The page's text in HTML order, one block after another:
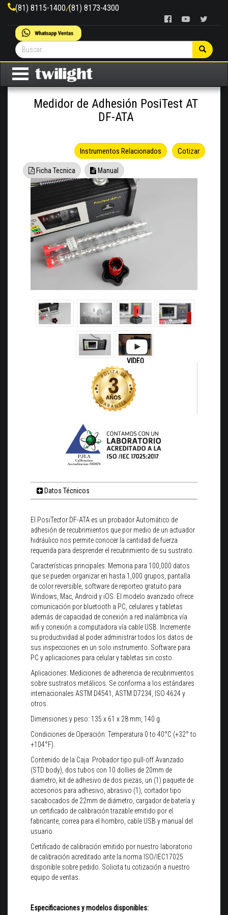
(81) 8115-1400/(81) 8173-4300
Medidor de Adhesión PosiTest AT
DF-ATA
Cotizar
Instrumentos Relacionados
Ficha Tecnica Manual
VIDEO
Datos Técnicos
El PosiTector DF-ATA es un probador Automático de
adhesión de recubrimientos que por medio de un actuador
hidráulico nos permite conocer la cantidad de fuerza
requerida para desprender el recubrimiento de su sustrato.
Características principales: Memoria para 100,000 datos
que se pueden organizar en hasta 1,000 grupos, pantalla
de color reversible, software de reporteo gratuito para
Windows, Mac, Android y iOS. El modelo avanzado ofrece
comunicación por bluetooth a PC, celulares y tabletas
además de capacidad de conexión a red inalámbrica vía
wifi y conexión a computadora vía cable USB. Incremente
su productividad al poder administrar todos los datos de
sus inspecciones en un solo instrumento. Software para
PC y aplicaciones para celular y tabletas sin costo.
Aplicaciones: Mediciones de adherencia de recubrimientos
sobre sustratos metálicos. Se conforma a los estándares
internacionales ASTM D4541, ASTM D7234, ISO 4624 y
otros.
Dimensiones y peso: 135 x 61 x 28 mm, 140 g.
Condiciones de Operación: Temperatura 0 to 40°C (+32° to
+104°F).
Contenido de la Caja: Probador tipo pull-off Avanzado
(STD body), dos tubos con 10 dollies de 20mm de
diametro, kit de adhesivo de dos piezas, un (1) paquete de
accesorios para adhesivo, abrasivo (1), cortador tipo
sacabocados de 22mm de diámetro, cargador de batería y
un certificado de calibración trazable emitido por el
fabricante, correa para el hombro, cable USB y manual del
usuario.
Certificado de calibración emitido por nuestro laboratorio
de calibración acreditado ante la norma ISO/IEC17025
disponible sobre pedido. Solicita tu cotización a nuestro
equipo de ventas.
Especificaciones y modelos disponibles: